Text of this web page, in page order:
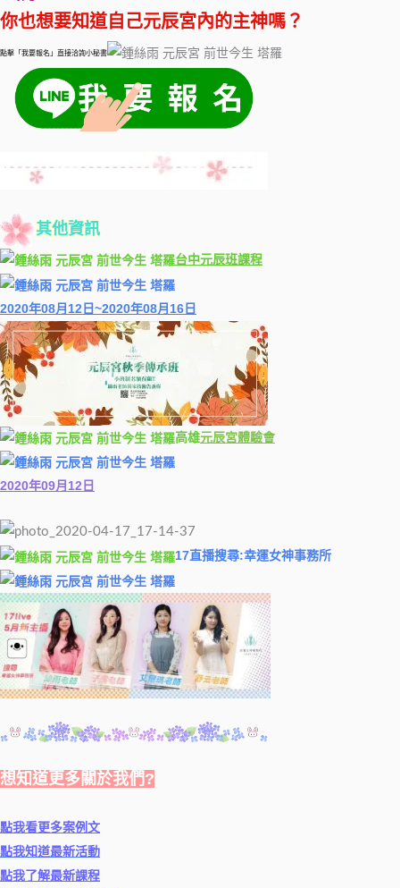
你也想要知道自己元辰宮內的主神嗎？
點擊「我要報名」直接洽詢小秘書
其他資訊
台中元辰班課程
2020年08月12日~2020年08月16日
高雄元辰宮體驗會
2020年09月12日
17直播搜尋:幸運女神事務所
想知道更多關於我們?
點我看更多案例文
點我知道最新活動
點我了解最新課程